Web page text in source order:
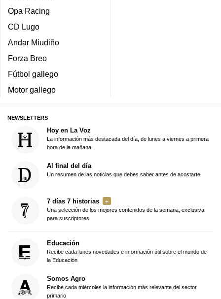
Opa Racing
CD Lugo
Andar Miudiño
Forza Breo
Fútbol gallego
Motor gallego
NEWSLETTERS
Hoy en La Voz
La información más destacada del día, de lunes a viernes a primera
hora de la mañana
Al final del día
Un resumen de las noticias que debes saber antes de acostarte
7 días 7 historias
Una selección de los mejores contenidos de la semana, exclusiva
para suscriptores
Educación
Recibe cada lunes novedades e información útil sobre el mundo de
la Educación
Somos Agro
Recibe cada miércoles la información más relevante del sector
primario